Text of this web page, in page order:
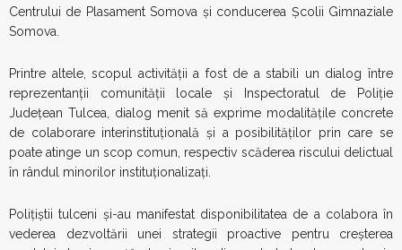
Centrului de Plasament Somova și conducerea Școlii Gimnaziale
Somova.
Printre altele, scopul activității a fost de a stabili un dialog între
reprezentanții comunității locale și Inspectoratul de Poliție
Județean Tulcea, dialog menit să exprime modalitățile concrete
de colaborare interinstituțională și a posibilităților prin care se
poate atinge un scop comun, respectiv scăderea riscului delictual
în rândul minorilor instituționalizați.
Polițiștii tulceni și-au manifestat disponibilitatea de a colabora în
vederea dezvoltării unei strategii proactive pentru creșterea